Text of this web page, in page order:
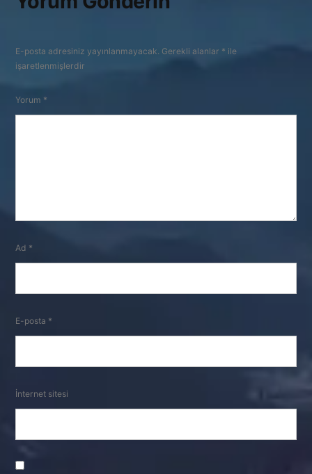
E-posta adresiniz yayınlanmayacak. Gerekli alanlar * ile
işaretlenmişlerdir
Yorum *
Ad *
E-posta *
İnternet sitesi